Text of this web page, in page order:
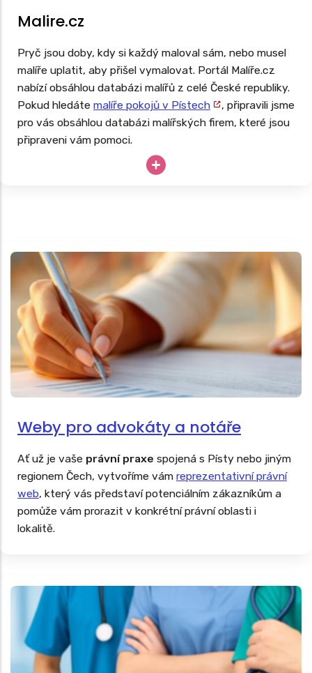
Malire.cz
Pryč jsou doby, kdy si každý maloval sám, nebo musel
malíře uplatit, aby přišel vymalovat. Portál Malíře.cz
nabízí obsáhlou databázi malířů z celé České republiky.
Pokud hledáte malíře pokojů v Pístech
, připravili jsme
pro vás obsáhlou databázi malířských firem, které jsou
připraveni vám pomoci.
Potřebujete vymalovat ihned, ale potřebujete si
Weby pro advokáty a notáře
Ať už je vaše právní praxe spojená s Písty nebo jiným
regionem Čech, vytvoříme vám reprezentativní právní
web, který vás představí potenciálním zákazníkům a
pomůže vám prorazit v konkrétní právní oblasti i
lokalitě.